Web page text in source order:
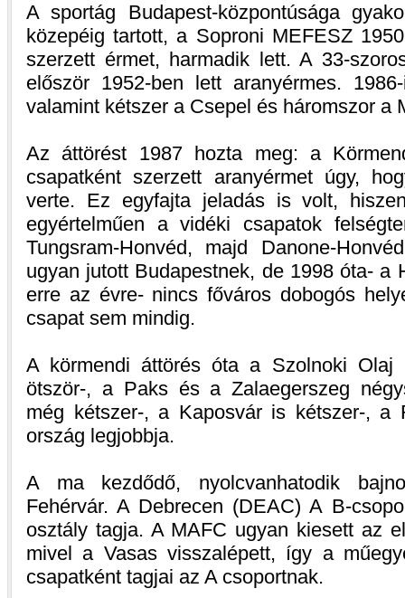
A sportág Budapest-központúsága
közepéig tartott, a Soproni MEFESZ
szerzett érmet, harmadik lett. A 33-
először 1952-ben lett aranyérmes.
valamint kétszer a Csepel és háromszor a
Az áttörést 1987 hozta meg: a
csapatként szerzett aranyérmet úgy,
verte. Ez egyfajta jeladás is volt,
egyértelműen a vidéki csapatok
Tungsram-Honvéd, majd Danone-
ugyan jutott Budapestnek, de 1998 óta- a
erre az évre- nincs főváros dobogós
csapat sem mindig.
A körmendi áttörés óta a Szolnoki Olaj
ötször-, a Paks és a Zalaegerszeg
még kétszer-, a Kaposvár is kétszer-, a
ország legjobbja.
A ma kezdődő, nyolcvanhatodik
Fehérvár. A Debrecen (DEAC) A B-
osztály tagja. A MAFC ugyan kiesett az
mivel a Vasas visszalépett, így a
csapatként tagjai az A csoportnak.